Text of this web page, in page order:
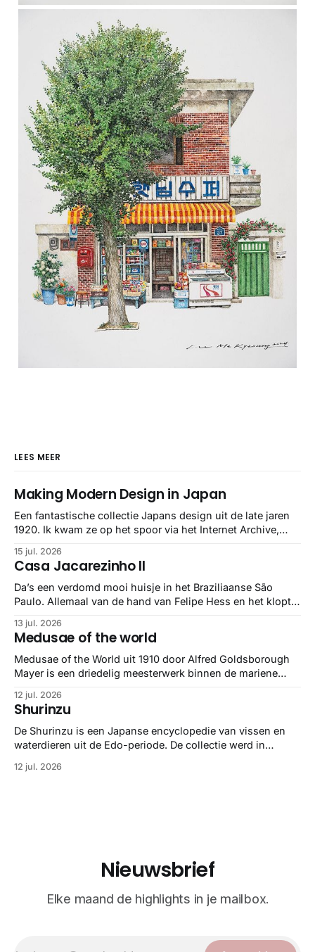
LEES MEER
Making Modern Design in Japan
Een fantastische collectie Japans design uit de late jaren
1920. Ik kwam ze op het spoor via het Internet Archive,
gebundeld in een: boek ✨ Daarin hebben ze alle scans een
stuk netter getrokken, maar op deze manier vind ik ze er
minstens
15 jul. 2026
Casa Jacarezinho II
Da’s een verdomd mooi huisje in het Braziliaanse São
Paulo. Allemaal van de hand van Felipe Hess en het klopt
13 jul. 2026
Medusae of the world
Medusae of the World uit 1910 door Alfred Goldsborough
Mayer is een driedelig meesterwerk binnen de mariene
gedetailleerd overzicht van kwallensoorten en hun
taxonomie. Het boek staat bekend om de combinatie van
strikte wetenschap met prachtige, handgetekende
illustraties en kleurendrukplaten van Mayer zelf.
12 jul. 2026
Shurinzu
De Shurinzu is een Japanse encyclopedie van vissen en
waterdieren uit de Edo-periode. De collectie werd in
bekend om verfijnde technieken en bijna driedimensionale
12 jul. 2026
Nieuwsbrief
Elke maand de highlights in je mailbox.